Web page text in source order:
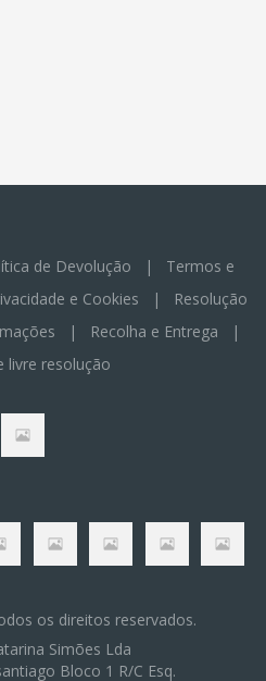
de Devolução | Termos e
e Cookies |
Resolução
| Recolha e Entrega |
livre resolução
os direitos reservados.
Simões Lda
Bloco 1 R/C Esq.